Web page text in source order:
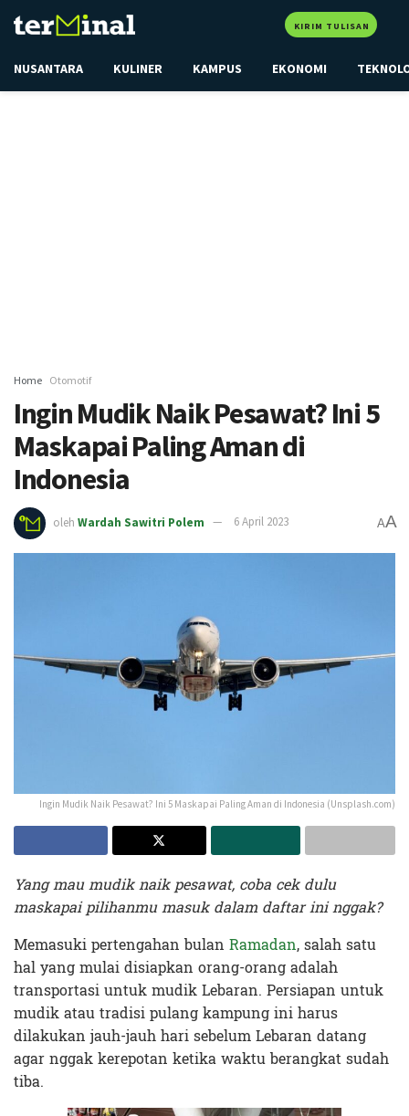
KIRIM TULISAN
NUSANTARA KULINER KAMPUS EKONOMI
Home Otomotif
Ingin Mudik Naik Pesawat? Ini 5
Maskapai Paling Aman di
Indonesia
oleh Wardah Sawitri Polem 6 April 2023 AA
Ingin Mudik Naik Pesawat? Ini 5 Maskapai Paling Aman di Indonesia (Unsplash.com)
Yang mau mudik naik pesawat, coba cek dulu
maskapai pilihanmu masuk dalam daftar ini nggak?
Memasuki pertengahan bulan Ramadan, salah satu
hal yang mulai disiapkan orang-orang adalah
transportasi untuk mudik Lebaran. Persiapan untuk
mudik atau tradisi pulang kampung ini harus
dilakukan jauh-jauh hari sebelum Lebaran datang
agar nggak kerepotan ketika waktu berangkat sudah
tiba.